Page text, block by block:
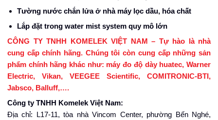
Tường nước chắn lửa ở nhà máy lọc dầu, hóa chất
Lắp đặt trong water mist system quy mô lớn
CÔNG TY TNHH KOMELEK VIỆT NAM – Tự hào là nhà
cung cấp chính hãng. Chúng tôi còn cung cấp những sản
phẩm chính hãng khác như: máy đo độ dày huatec, Warner
Electric, Vikan, VEEGEE Scientific, COMITRONIC-BTI,
Jabsco, Balluff,….
Công ty TNHH Komelek Việt Nam:
Địa chỉ: L17-11, tòa nhà Vincom Center, phường Bến Nghé,